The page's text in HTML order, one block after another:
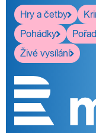
Hry a četby
Pohádky
Živé vysílání